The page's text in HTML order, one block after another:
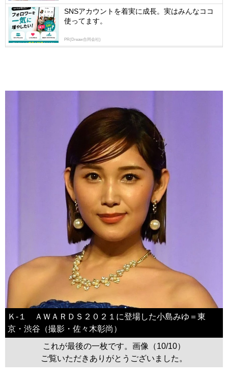
SNSアカウントを着実に成長。実はみんなココ
使ってます。
PR(Dreaw合同会社)
Ｋ-１ ＡＷＡＲＤＳ２０２１に登場した小島みゆ＝東
京・渋谷（撮影・佐々木彰尚）
これが最後の一枚です。画像（10/10）
ご覧いただきありがとうございました。